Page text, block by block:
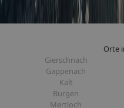
Orte
Gierschnach
Gappenach
Kalt
Burgen
Mertloch